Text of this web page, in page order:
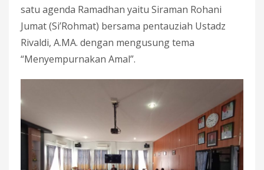
satu agenda Ramadhan yaitu Siraman Rohani
Jumat (Si’Rohmat) bersama pentauziah Ustadz
Rivaldi, A.MA. dengan mengusung tema
“Menyempurnakan Amal”.